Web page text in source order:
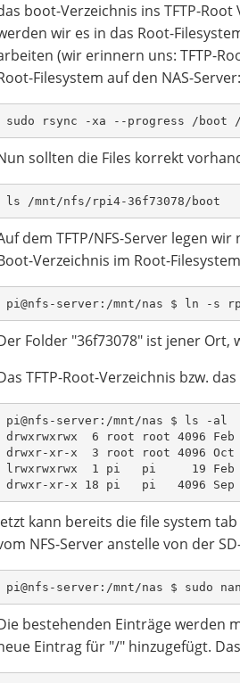
boot-Verzeichnis ins TFTP-
wir es in das Root-
(wir erinnern uns: TFTP-
Filesystem auf den NAS-Server:
sudo rsync -xa --progress /boot
sollten die Files korrekt
ls /mnt/nfs/rpi4-36f73078/boot
dem TFTP/NFS-Server legen
Verzeichnis im Root-
pi@nfs-server:/mnt/nas $ ln -s
Folder "36f73078" ist jener Ort,
TFTP-Root-Verzeichnis bzw.
pi@nfs-server:/mnt/nas $ ls -al
drwxrwxrwx  6 root root 4096
drwxr-xr-x  3 root root 4096 Oct
lrwxrwxrwx  1 pi   pi     19 Feb
drwxr-xr-x 18 pi   pi   4096 Sep
kann bereits die file system
NFS-Server anstelle von der
pi@nfs-server:/mnt/nas $ sudo
bestehenden Einträge werden
Eintrag für "/" hinzugefügt.